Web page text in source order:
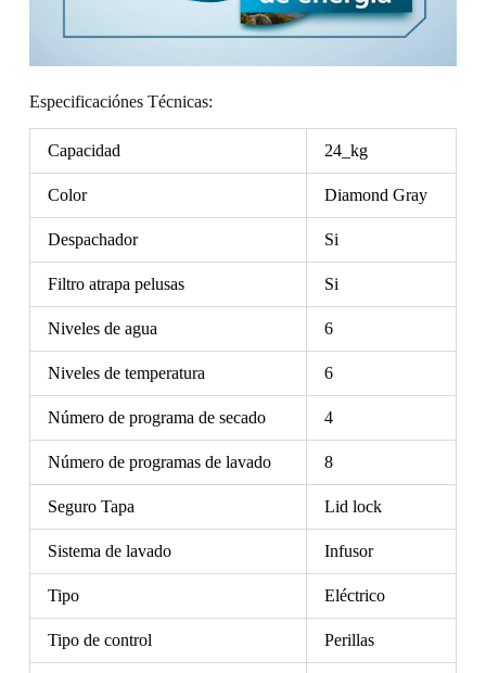
Especificaciónes Técnicas:
Capacidad 24_kg
Color Diamond Gray
Despachador Si
Filtro atrapa pelusas Si
Niveles de agua 6
Niveles de temperatura 6
Número de programa de secado 4
Número de programas de lavado 8
Seguro Tapa Lid lock
Sistema de lavado Infusor
Tipo Eléctrico
Tipo de control Perillas